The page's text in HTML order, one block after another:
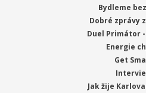
Bydleme
Dobré zprávy
Duel Primátor
Energie
Get
Jak žije